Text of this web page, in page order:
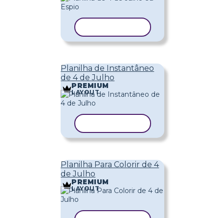
Planilha de Instantâneo
de 4 de Julho
PREMIUM
LAYOUT
Planilha Para Colorir de 4
de Julho
PREMIUM
LAYOUT